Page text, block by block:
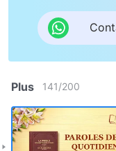
Plus 141/200